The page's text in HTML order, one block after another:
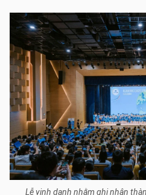
Lễ vinh danh nhằm ghi nhận